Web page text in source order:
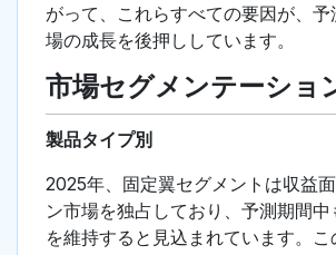
がって、これらすべての要因が、
場の成長を後押ししています。
市場セグメンテーショ
製品タイプ別
2025年、固定翼セグメントは収益
ン市場を独占しており、予測期間
を維持すると見込まれています。こ